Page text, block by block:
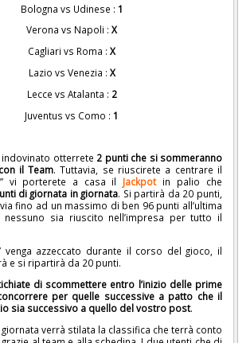
Bologna vs Udinese : 1
Verona vs Napoli : X
Cagliari vs Roma : X
Lazio vs Venezia : X
Lecce vs Atalanta : 2
Juventus vs Como : 1
otterrete 2 punti che si sommeranno
il Team. Tuttavia, se riuscirete a centrare il
” vi porterete a casa il Jackpotin palio che
di giornata in giornata. Si partirà da 20 punti,
fino ad un massimo di ben 96 punti all’ultima
nessuno sia riuscito nell’impresa per tutto il
venga azzeccato durante il corso del gioco, il
e si ripartirà da 20 punti.
di scommettere entro l’inizio delle prime
per quelle successive a patto che il
sia successivo a quello del vostro post.
verrà stilata la classifica che terrà conto